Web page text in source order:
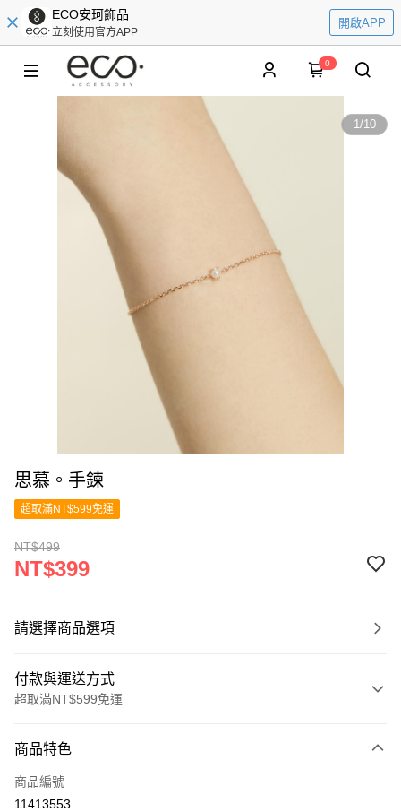
ECO安珂飾品
立刻使用官方APP
開啟APP
0
1/10
思慕。手鍊
超取滿NT$599免運
NT$499
NT$399
請選擇商品選項
付款與運送方式
超取滿NT$599免運
信用卡一次付款
超商取貨付款
商品特色
商品編號
11413553